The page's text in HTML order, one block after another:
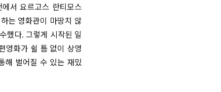
서 요르고스 란티모스
는 영화관이 마땅치 않
했다. 그렇게 시작된 일
영화가 쉴 틈 없이 상영
해 벌어질 수 있는 재밌